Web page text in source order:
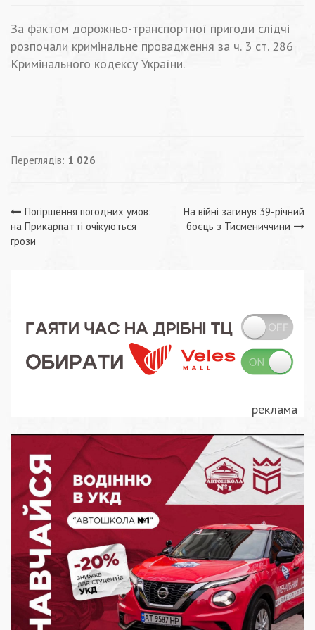
За фактом дорожньо-транспортної пригоди слідчі
розпочали кримінальне провадження за ч. 3 ст. 286
Кримінального кодексу України.
Переглядів: 1 026
Навігація
записів
Погіршення погодних умов:
на Прикарпатті очікуються
грози
На війні загинув 39-річний
боєць з Тисмениччини